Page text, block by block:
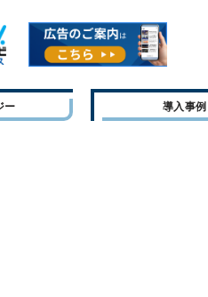
ー 導入事例